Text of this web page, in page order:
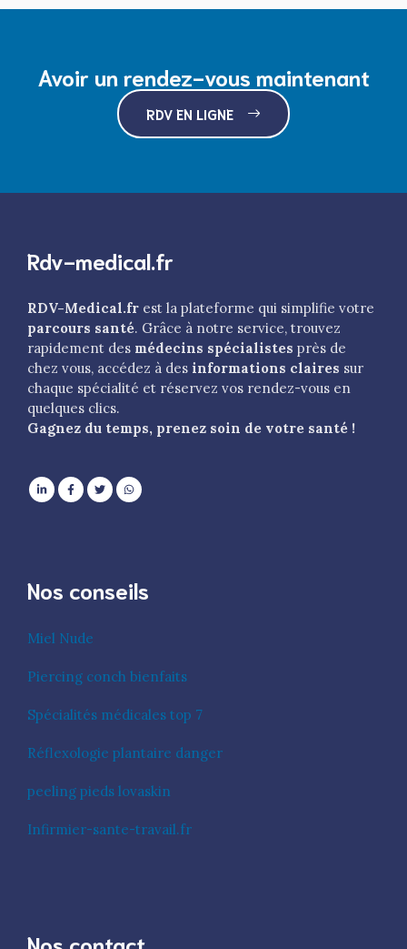
Avoir un rendez-vous maintenant
RDV EN LIGNE
Rdv-medical.fr
RDV-Medical.fr est la plateforme qui simplifie votre
parcours santé. Grâce à notre service, trouvez
rapidement des médecins spécialistes près de
chez vous, accédez à des informations claires sur
chaque spécialité et réservez vos rendez-vous en
quelques clics.
Gagnez du temps, prenez soin de votre santé !
Nos conseils
Miel Nude
Piercing conch bienfaits
Spécialités médicales top 7
Réflexologie plantaire danger
peeling pieds lovaskin
Infirmier-sante-travail.fr